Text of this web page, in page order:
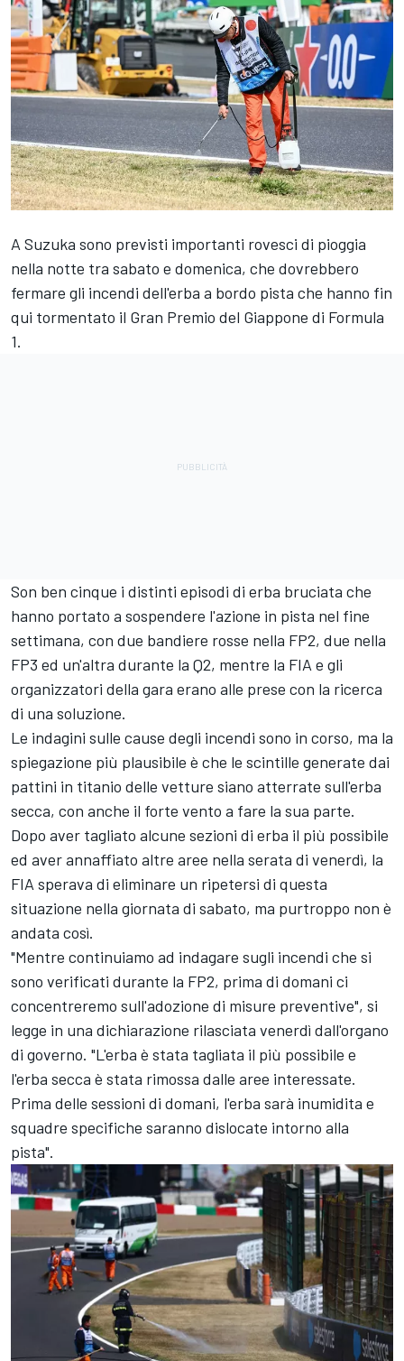
A Suzuka sono previsti importanti rovesci di pioggia
nella notte tra sabato e domenica, che dovrebbero
fermare gli incendi dell'erba a bordo pista che hanno fin
qui tormentato il Gran Premio del Giappone di Formula
1.
Son ben cinque i distinti episodi di erba bruciata che
hanno portato a sospendere l'azione in pista nel fine
settimana, con due bandiere rosse nella FP2, due nella
FP3 ed un'altra durante la Q2, mentre la FIA e gli
organizzatori della gara erano alle prese con la ricerca
di una soluzione.
Le indagini sulle cause degli incendi sono in corso, ma la
spiegazione più plausibile è che le scintille generate dai
pattini in titanio delle vetture siano atterrate sull'erba
secca, con anche il forte vento a fare la sua parte.
Dopo aver tagliato alcune sezioni di erba il più possibile
ed aver annaffiato altre aree nella serata di venerdì, la
FIA sperava di eliminare un ripetersi di questa
situazione nella giornata di sabato, ma purtroppo non è
andata così.
"Mentre continuiamo ad indagare sugli incendi che si
sono verificati durante la FP2, prima di domani ci
concentreremo sull'adozione di misure preventive", si
legge in una dichiarazione rilasciata venerdì dall'organo
di governo. "L'erba è stata tagliata il più possibile e
l'erba secca è stata rimossa dalle aree interessate.
Prima delle sessioni di domani, l'erba sarà inumidita e
squadre specifiche saranno dislocate intorno alla
pista".